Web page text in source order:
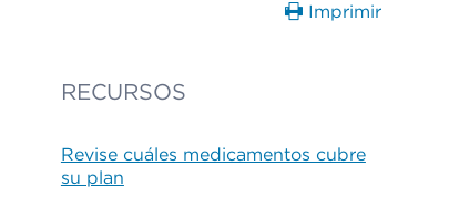
Imprimir
RECURSOS
Revise cuáles medicamentos cubre
su plan